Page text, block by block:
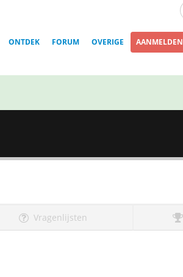
ONTDEK FORUM OVERIGE AANMELDEN
Vragenlijsten